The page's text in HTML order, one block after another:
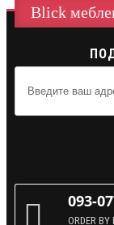
Blick
093-
ORDER BY